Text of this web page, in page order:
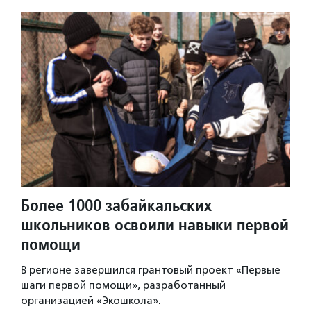
Более 1000 забайкальских
школьников освоили навыки первой
помощи
В регионе завершился грантовый проект «Первые
шаги первой помощи», разработанный
организацией «Экошкола».